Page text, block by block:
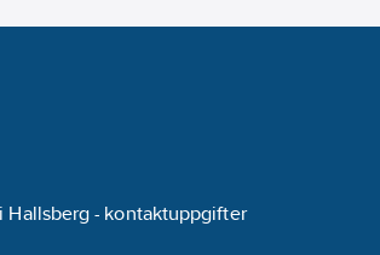
Hallsberg - kontaktuppgifter